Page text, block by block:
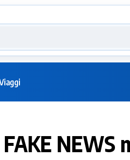
NEWS